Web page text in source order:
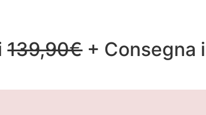
139,90€+ Consegna